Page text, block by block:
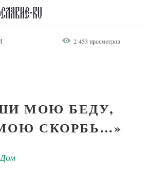
2 453 просмотров
МОЮ БЕДУ,
СКОРБЬ…»